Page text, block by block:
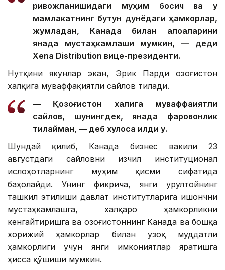
ривожланишидаги муҳим босқич ва у
мамлакатнинг бутун дунёдаги ҳамкорлар,
жумладан, Канада билан алоқаларини
янада мустаҳкамлаши мумкин, — деди
Xena Distribution вице-президенти.
Нутқини якунлар экан, Эрик Парди Қозоғистон
халқига муваффақиятли сайлов тилади.
— Қозоғистон халқига муваффақиятли
сайлов, шунингдек, янада фаровонлик
тилайман, — деб хулоса қилди у.
Шундай қилиб, Канада бизнес вакили 23
августдаги сайловни изчил институционал
ислоҳотларнинг муҳим қисми сифатида
баҳолайди. Унинг фикрича, янги Қурултойнинг
ташкил этилиши давлат институтларига ишончни
мустаҳкамлашга, халқаро ҳамкорликни
кенгайтиришга ва Қозоғистоннинг Канада ва бошқа
хорижий ҳамкорлар билан узоқ муддатли
ҳамкорлиги учун янги имкониятлар яратишга
ҳисса қўшиши мумкин.